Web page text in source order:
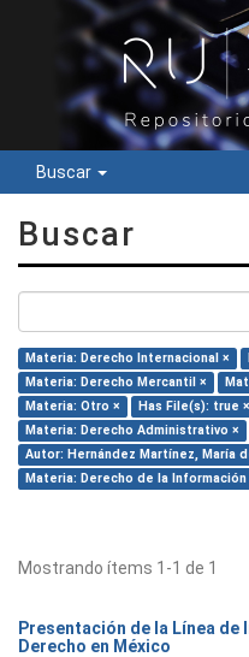
Buscar
Buscar
Materia: Derecho Internacional ×
Materia: Derecho Mercantil ×
Materia: Otro ×
Has File(s): true ×
Materia: Derecho Administrativo ×
Autor: Hernández Martínez, María
Materia: Derecho de la Información
Mostrando ítems 1-1 de 1
Presentación de la Línea
Derecho en México